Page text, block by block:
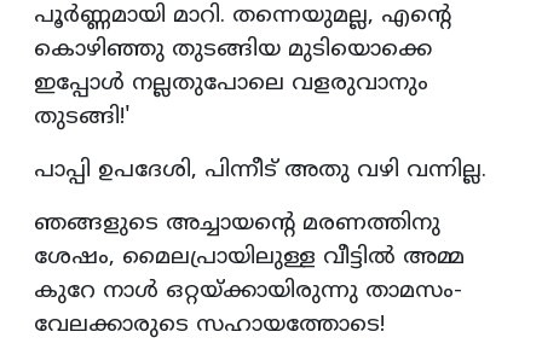
പൂര്‍ണ്ണമായി മാറി. തന്നെയുമല്ല, എന്റെ
കൊഴിഞ്ഞു തുടങ്ങിയ മുടിയൊക്കെ
ഇപ്പോള്‍ നല്ലതുപോലെ വളരുവാനും
തുടങ്ങി!'
പാപ്പി ഉപദേശി, പിന്നീട് അതു വഴി വന്നില്ല.
ഞങ്ങളുടെ അച്ചായന്റെ മരണത്തിനു
ശേഷം, മൈലപ്രായിലുള്ള വീട്ടില്‍ അമ്മ
കുറേ നാള്‍ ഒറ്റയ്ക്കായിരുന്നു താമസം-
വേലക്കാരുടെ സഹായത്തോടെ!